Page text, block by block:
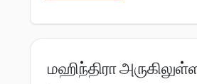
மஹிந்திரா